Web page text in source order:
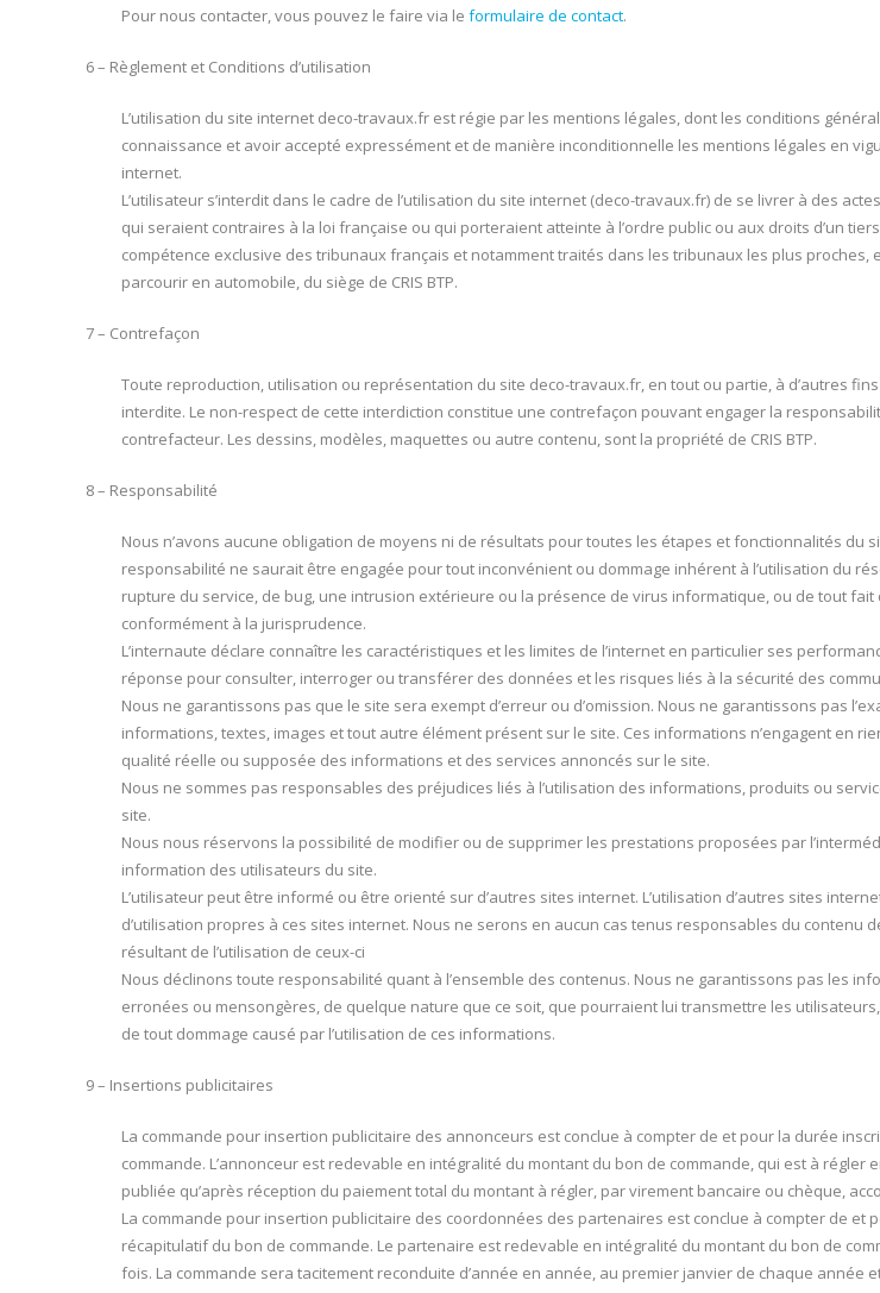
Pour nous contacter, vous pouvez le faire via le formulaire de contact.
6 – Règlement et Conditions d’utilisation
L’utilisation du site internet deco-travaux.fr est régie par les mentions légales, dont les conditions
connaissance et avoir accepté expressément et de manière inconditionnelle les mentions légales en
internet.
L’utilisateur s’interdit dans le cadre de l’utilisation du site internet (deco-travaux.fr) de se livrer à des
qui seraient contraires à la loi française ou qui porteraient atteinte à l’ordre public ou aux droits d’un
compétence exclusive des tribunaux français et notamment traités dans les tribunaux les plus proches,
parcourir en automobile, du siège de CRIS BTP.
7 – Contrefaçon
Toute reproduction, utilisation ou représentation du site deco-travaux.fr, en tout ou partie, à d’autres
interdite. Le non-respect de cette interdiction constitue une contrefaçon pouvant engager la
contrefacteur. Les dessins, modèles, maquettes ou autre contenu, sont la propriété de CRIS BTP.
8 – Responsabilité
Nous n’avons aucune obligation de moyens ni de résultats pour toutes les étapes et fonctionnalités du
responsabilité ne saurait être engagée pour tout inconvénient ou dommage inhérent à l’utilisation du
rupture du service, de bug, une intrusion extérieure ou la présence de virus informatique, ou de tout
conformément à la jurisprudence.
L’internaute déclare connaître les caractéristiques et les limites de l’internet en particulier ses
réponse pour consulter, interroger ou transférer des données et les risques liés à la sécurité des
Nous ne garantissons pas que le site sera exempt d’erreur ou d’omission. Nous ne garantissons pas
informations, textes, images et tout autre élément présent sur le site. Ces informations n’engagent en
qualité réelle ou supposée des informations et des services annoncés sur le site.
Nous ne sommes pas responsables des préjudices liés à l’utilisation des informations, produits ou
site.
Nous nous réservons la possibilité de modifier ou de supprimer les prestations proposées par
information des utilisateurs du site.
L’utilisateur peut être informé ou être orienté sur d’autres sites internet. L’utilisation d’autres sites
d’utilisation propres à ces sites internet. Nous ne serons en aucun cas tenus responsables du contenu
résultant de l’utilisation de ceux-ci
Nous déclinons toute responsabilité quant à l’ensemble des contenus. Nous ne garantissons pas les
erronées ou mensongères, de quelque nature que ce soit, que pourraient lui transmettre les
de tout dommage causé par l’utilisation de ces informations.
9 – Insertions publicitaires
La commande pour insertion publicitaire des annonceurs est conclue à compter de et pour la durée
commande. L’annonceur est redevable en intégralité du montant du bon de commande, qui est à régler
publiée qu’après réception du paiement total du montant à régler, par virement bancaire ou chèque,
La commande pour insertion publicitaire des coordonnées des partenaires est conclue à compter de et
récapitulatif du bon de commande. Le partenaire est redevable en intégralité du montant du bon de
fois. La commande sera tacitement reconduite d’année en année, au premier janvier de chaque année